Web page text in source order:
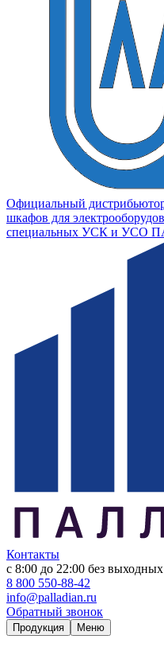
Официальный
шкафов для
специальных УСК и УСО
Контакты
с 8:00 до 22:00 без выходных
8 800 550-88-42
info@palladian.ru
Обратный звонок
Продукция Меню